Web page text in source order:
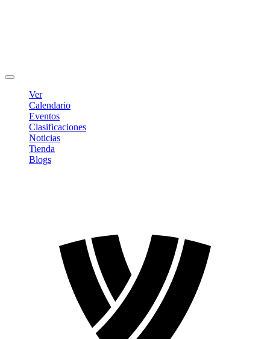
Ver
Calendario
Eventos
Clasificaciones
Noticias
Tienda
Blogs